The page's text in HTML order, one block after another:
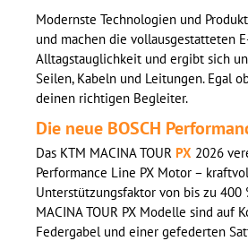
Modernste Technologien und
und machen die vollausgestatteten
Alltagstauglichkeit und ergibt sich
Seilen, Kabeln und Leitungen. Egal
deinen richtigen Begleiter.
Die neue BOSCH
Das KTM MACINA TOUR PX 2026
Performance Line PX Motor –
Unterstützungsfaktor von bis zu 400
MACINA TOUR PX Modelle sind
Federgabel und einer gefederten